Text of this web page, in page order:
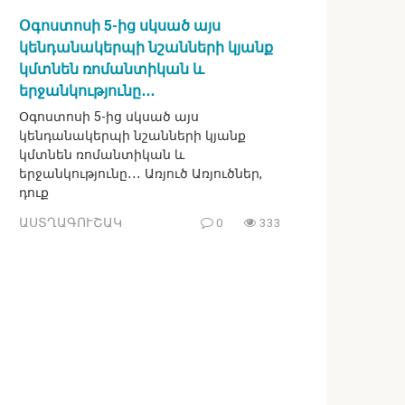
Օգոստոսի 5-ից սկսած այս
կենդանակերպի նշանների կյանք
կմտնեն ռոմանտիկան և
երջանկությունը․․․
Օգոստոսի 5-ից սկսած այս
կենդանակերպի նշանների կյանք
կմտնեն ռոմանտիկան և
երջանկությունը․․․ Առյուծ Առյուծներ,
դուք
ԱՍՏՂԱԳՈՒՇԱԿ 0 333